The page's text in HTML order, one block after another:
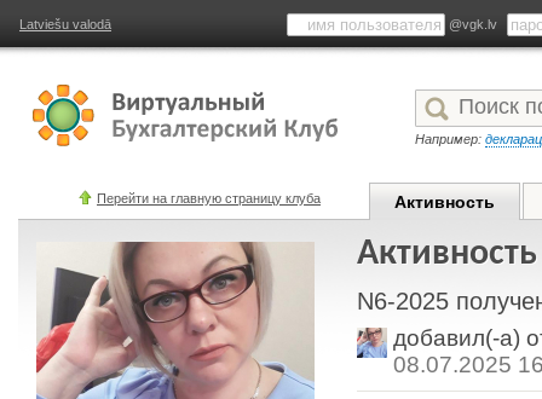
Latviešu valodā @vgk.lv
Например:
Перейти на главную страницу клуба Активность
N6-2025
добавил(-а)
08.07.2025